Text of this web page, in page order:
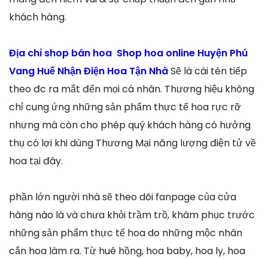
khách hàng.
Địa chỉ shop bán hoa Shop hoa online Huyện Phú
Vang Huế Nhận Điện Hoa Tận NhàSẽ là cái tên tiếp
theo đc ra mắt đến mọi cá nhân. Thương hiệu không
chỉ cung ứng những sản phẩm thực tế hoa rực rỡ
nhưng mà còn cho phép quý khách hàng có hưởng
thụ có lợi khi dùng Thương Mại năng lượng điện tử về
hoa tại đây.
phần lớn người nhà sẽ theo dõi fanpage của cửa
hàng nào là và chưa khỏi trầm trồ, khâm phục trước
những sản phẩm thực tế hoa do những mộc nhân
cắn hoa làm ra. Từ huê hồng, hoa baby, hoa ly, hoa